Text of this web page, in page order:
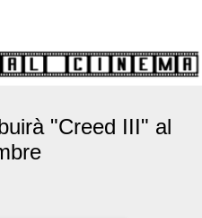
"Creed III" al